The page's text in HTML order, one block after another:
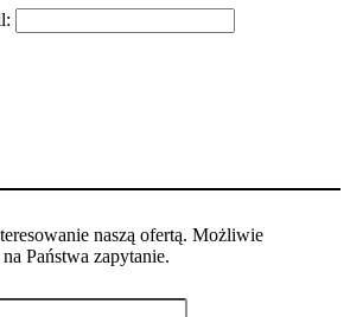
naszą ofertą. Możliwie
Państwa zapytanie.